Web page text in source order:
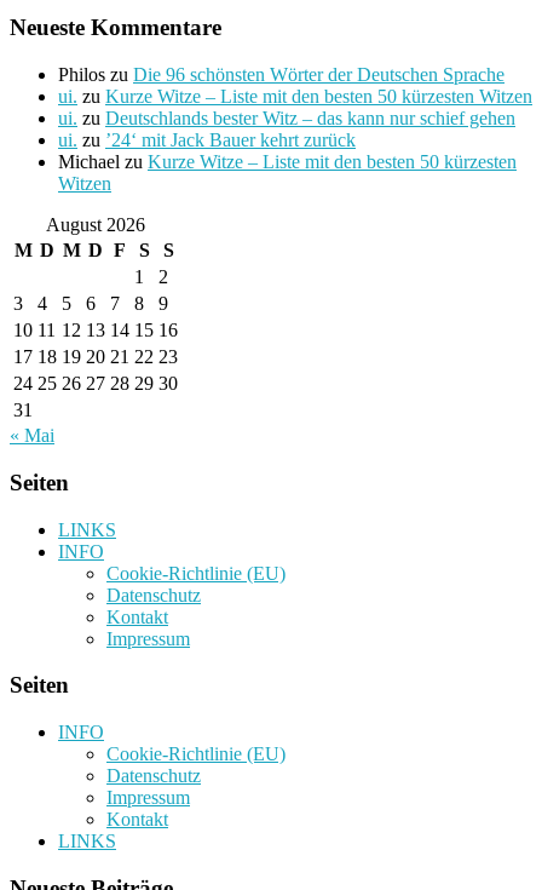
Neueste Kommentare
Philos zu Die 96 schönsten Wörter der Deutschen Sprache
ui. zu Kurze Witze – Liste mit den besten 50 kürzesten Witzen
ui. zu Deutschlands bester Witz – das kann nur schief gehen
ui. zu ’24‘ mit Jack Bauer kehrt zurück
Michael zu Kurze Witze – Liste mit den besten 50 kürzesten
Witzen
August 2026
M D M D F S
S
1
2
3
4 5 6 7 8
9
10 11 12 13 14 15 16
17 18 19 20 21 22 23
24 25 26 27 28 29 30
31
« Mai
Seiten
LINKS
INFO
Cookie-Richtlinie (EU)
Datenschutz
Kontakt
Impressum
Seiten
INFO
Cookie-Richtlinie (EU)
Datenschutz
Impressum
Kontakt
LINKS